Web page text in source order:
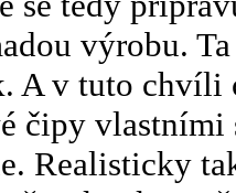
výrobu.
A v tuto chvíli
čipy
Realisticky